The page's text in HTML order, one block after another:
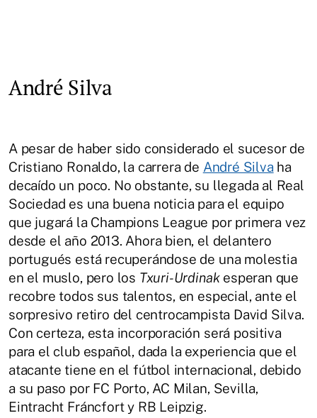
André Silva
A pesar de haber sido considerado el sucesor de
Cristiano Ronaldo, la carrera de André Silva ha
decaído un poco. No obstante, su llegada al Real
Sociedad es una buena noticia para el equipo
que jugará la Champions League por primera vez
desde el año 2013. Ahora bien, el delantero
portugués está recuperándose de una molestia
en el muslo, pero los Txuri-Urdinakesperan que
recobre todos sus talentos, en especial, ante el
sorpresivo retiro del centrocampista David Silva.
Con certeza, esta incorporación será positiva
para el club español, dada la experiencia que el
atacante tiene en el fútbol internacional, debido
a su paso por FC Porto, AC Milan, Sevilla,
Eintracht Fráncfort y RB Leipzig.